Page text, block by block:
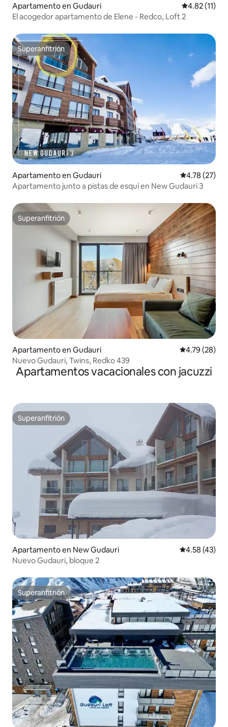
Apartamento en Gudauri Calificación
4.82 (11)
El acogedor apartamento de Elene - Redco, Loft 2
Superanfitrión
Superanfitrión
Apartamento en Gudauri Calificación
4.78 (27)
Apartamento junto a pistas de esquí en New Gudauri 3
Superanfitrión
Superanfitrión
Apartamento en Gudauri Calificación
4.79 (28)
Nuevo Gudauri, Twins, Redko 439
Apartamentos vacacionales con jacuzzi
Superanfitrión
Superanfitrión
Apartamento en New Gudauri Calificación
4.58 (43)
Nuevo Gudauri, bloque 2
Superanfitrión
Superanfitrión